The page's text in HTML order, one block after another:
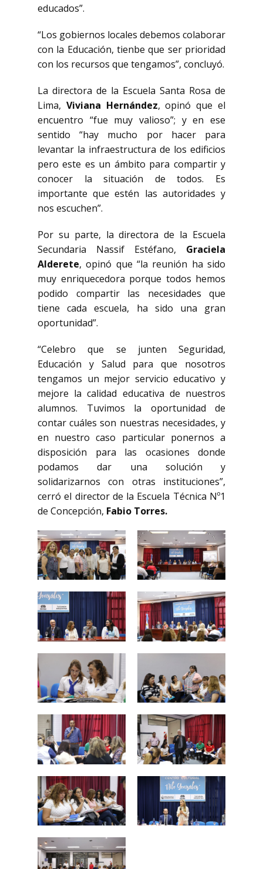
educados”.
“Los gobiernos locales debemos colaborar
con la Educación, tienbe que ser prioridad
con los recursos que tengamos”, concluyó.
La directora de la Escuela Santa Rosa de
Lima, Viviana Hernández, opinó que el
encuentro “fue muy valioso”; y en ese
sentido “hay mucho por hacer para
levantar la infraestructura de los edificios
pero este es un ámbito para compartir y
conocer la situación de todos. Es
importante que estén las autoridades y
nos escuchen”.
Por su parte, la directora de la Escuela
Secundaria Nassif Estéfano, Graciela
Alderete, opinó que “la reunión ha sido
muy enriquecedora porque todos hemos
podido compartir las necesidades que
tiene cada escuela, ha sido una gran
oportunidad”.
“Celebro que se junten Seguridad,
Educación y Salud para que nosotros
tengamos un mejor servicio educativo y
mejore la calidad educativa de nuestros
alumnos. Tuvimos la oportunidad de
contar cuáles son nuestras necesidades, y
en nuestro caso particular ponernos a
disposición para las ocasiones donde
podamos dar una solución y
solidarizarnos con otras instituciones”,
cerró el director de la Escuela Técnica Nº1
de Concepción, Fabio Torres.